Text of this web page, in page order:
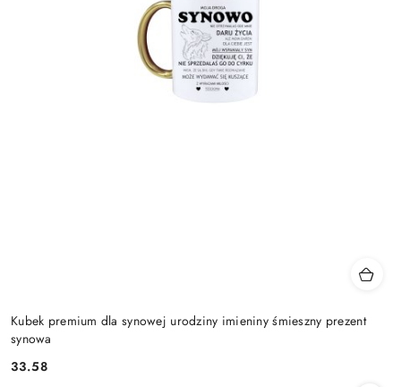
Kubek premium dla synowej urodziny imieniny śmieszny prezent
synowa
Cena:
33.58